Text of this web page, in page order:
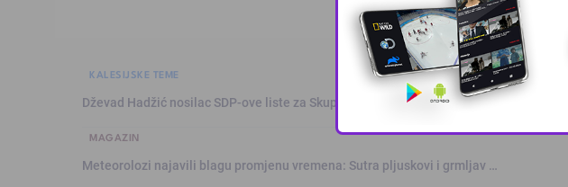
KALESIJSKE TEME
Dževad Hadžić nosilac SDP-ove liste za Skupštinu Tuzlanskog kanton …
MAGAZIN
Meteorolozi najavili blagu promjenu vremena: Sutra pljuskovi i grmljav …